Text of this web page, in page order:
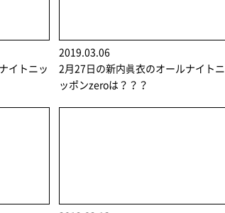
イトニッ
2019.03.06
2月27日の新内眞衣のオールナイトニ
ッポンzeroは？？？